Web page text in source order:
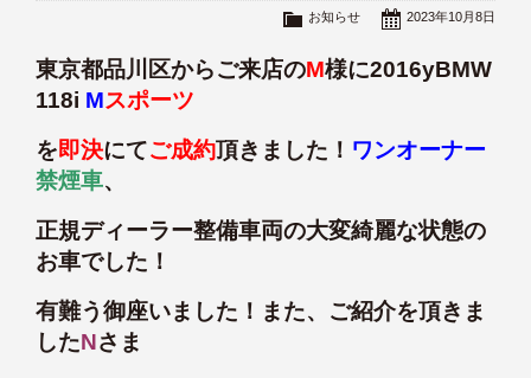
2023年10月8日
お知らせ
東京都品川区からご来店のM様に2016yBMW
118i Mスポーツ
を即決にてご成約頂きました！ ワンオーナー
禁煙車、
正規ディーラー整備車両の大変綺麗な状態の
お車でした！
有難う御座いました！また、ご紹介を頂きま
したNさま